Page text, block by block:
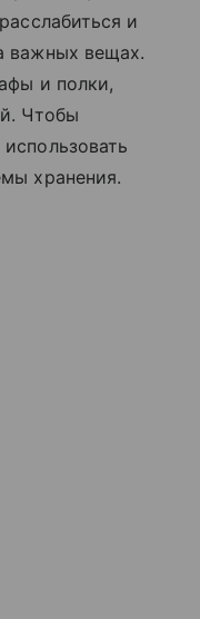
и
важных вещах.
и полки,
Чтобы
хранения.